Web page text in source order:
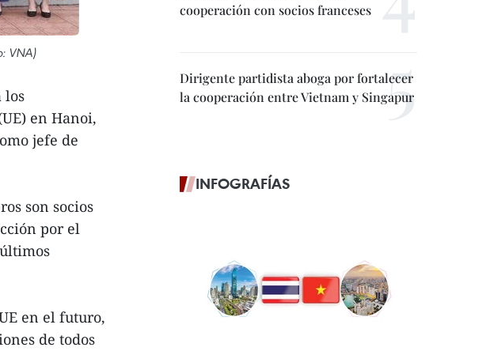
VNA)
los
en Hanoi,
jefe de
son socios
por el
en el futuro,
de todos
cooperación con socios franceses
Dirigente partidista aboga por fortalecer
la cooperación entre Vietnam y Singapur
INFOGRAFÍAS